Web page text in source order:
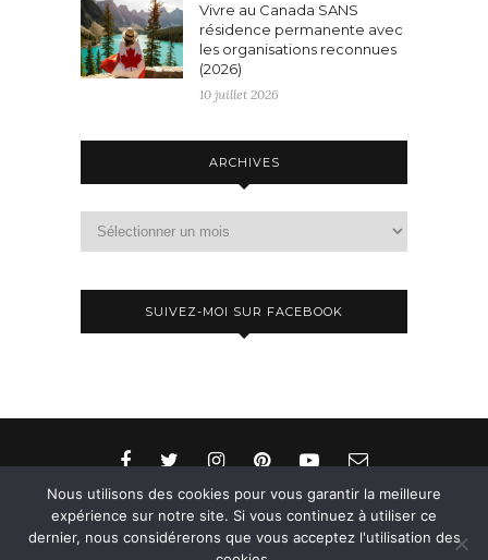
Vivre au Canada SANS
résidence permanente avec
les organisations reconnues
(2026)
10 juillet 2026
ARCHIVES
SUIVEZ-MOI SUR FACEBOOK
© 2015-2026 - Aylee. All Rights Reserved. Designed
Nous utilisons des cookies pour vous garantir la meilleure
expérience sur notre site. Si vous continuez à utiliser ce
dernier, nous considérerons que vous acceptez l'utilisation des